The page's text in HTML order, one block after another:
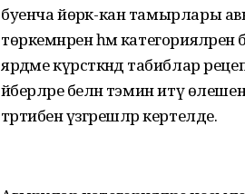
буенча йөрәк-кан тамырлары
төркемнәренә һәм
ярдәме күрсәткәндә табиблар
әйберләре белән тәэмин итү
тәртибенә үзгәрешләр кертелде.